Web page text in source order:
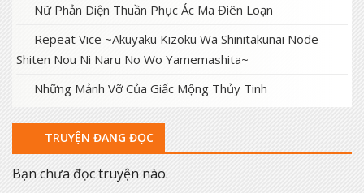
Nữ Phản Diện Thuần Phục Ác Ma Điên Loạn
Repeat Vice ~Akuyaku Kizoku Wa Shinitakunai Node
Shiten Nou Ni Naru No Wo Yamemashita~
Những Mảnh Vỡ Của Giấc Mộng Thủy Tinh
TRUYỆN ĐANG ĐỌC
Bạn chưa đọc truyện nào.